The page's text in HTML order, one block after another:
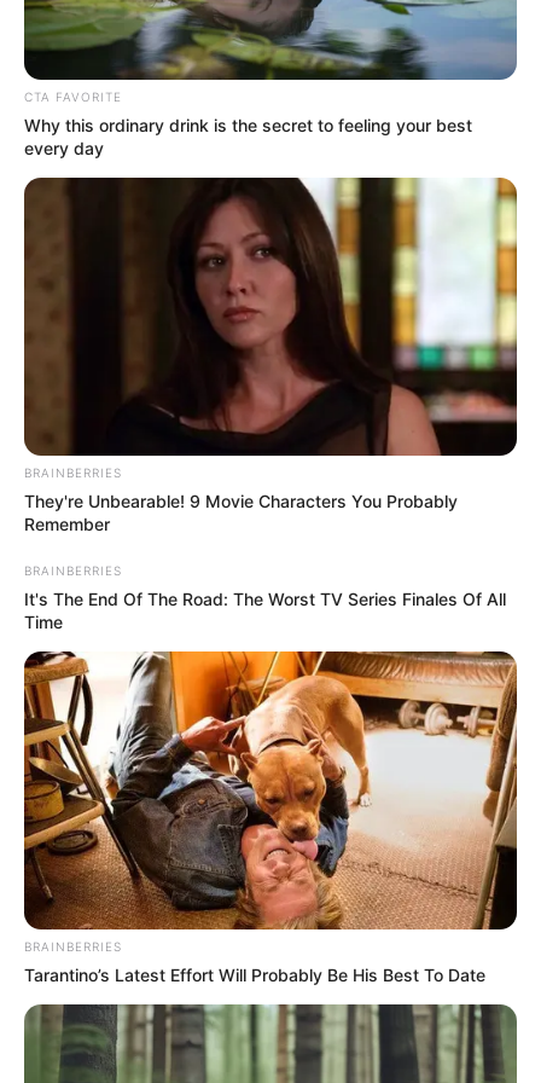
(foto: hancinema)
Film ini bercerita mengenai seorang ibu bernama Eunjo. Eunjo
memiliki seorang anak perempun yang masih kecil.
Pada suatu hari, putrinya mengalami kecelakaan dan meninggal.
Tragedi tersebut membuat Eunjo sangat sedih dan putus asa.
Karena keputusasaannya, bahkan Eunjo berusaha untuk bunuh
diri. Namun, usahanya gagal dan harus berusaha untuk hidup
Baca juga:JT LeRoy, Apa Jadinya Ketika Seseorang Menyamar
Menjadi Penulis Terkenal
CTA FAVORITE
Why this ordinary drink is the secret to feeling your best
every day
BRAINBERRIES
They're Unbearable! 9 Movie Characters You Probably
Remember
BRAINBERRIES
It's The End Of The Road: The Worst TV Series Finales Of All
Time
BRAINBERRIES
Tarantino’s Latest Effort Will Probably Be His Best To Date